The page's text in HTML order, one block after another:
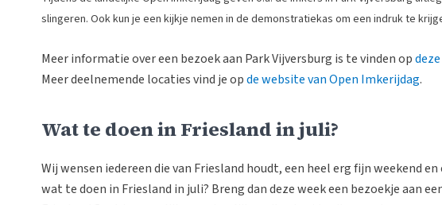
slingeren. Ook kun je een kijkje nemen in de demonstratiekas om een indruk te
Meer informatie over een bezoek aan Park Vijversburg is te vinden op
Meer deelnemende locaties vind je opde website van Open Imkerijdag.
Wat te doen in Friesland in juli?
Wij wensen iedereen die van Friesland houdt, een heel erg fijn weekend
wat te doen in Friesland in juli? Breng dan deze week een bezoekje aan